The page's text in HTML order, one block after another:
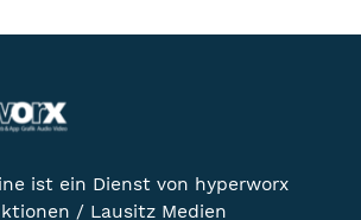
ist ein Dienst von hyperworx
/ Lausitz Medien